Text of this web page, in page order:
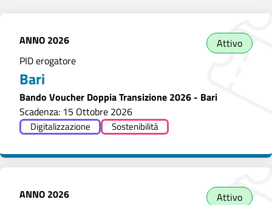
ANNO 2026
Attivo
PID erogatore
Bari
Bando Voucher Doppia Transizione 2026 - Bari
Scadenza: 15 Ottobre 2026
Digitalizzazione Sostenibilità
ANNO 2026
Attivo